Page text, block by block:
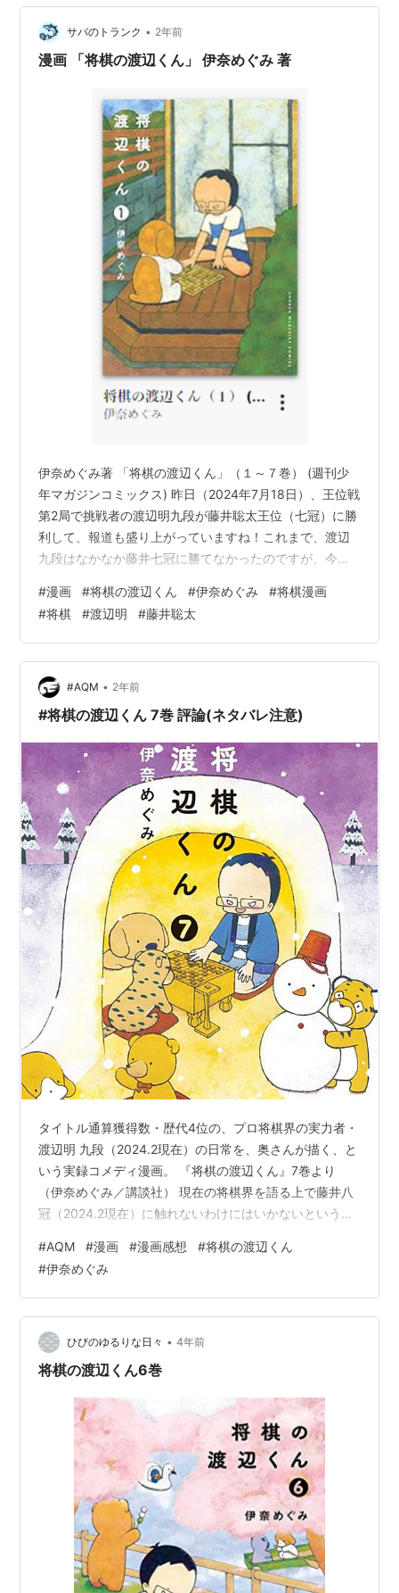
す。膝手術の前から、まともに動けていないので、妻(元)
にはかなり迷惑をかけています。世話だけでなく弱音を
言っては話し相手をしてもらって、励ま…
サバのトランク • 2年前
漫画 「将棋の渡辺くん」 伊奈めぐみ 著
伊奈めぐみ著 「将棋の渡辺くん」（１～７巻） (週刊少
年マガジンコミックス) 昨日（2024年7月18日）、王位戦
第2局で挑戦者の渡辺明九段が藤井聡太王位（七冠）に勝
利して、報道も盛り上がっていますね！これまで、渡辺
九段はなかなか藤井七冠に勝てなかったのですが、今回
くなど、かなり盛り返してきた感じがします。⬇️
times.abema.tv 渡辺明九段は藤井聡太七冠が台頭してく
るまでは、四冠を持っていた時期もあり当時は「現役最
強」とも言われていました。 そんな渡辺明九段の奥様で
ある伊奈めぐみ氏著作の漫画が、この「将棋の渡辺く
ん」です。伊奈氏は…
#漫画 #将棋の渡辺くん #伊奈めぐみ #将棋漫画
#将棋 #渡辺明 #藤井聡太
#AQM • 2年前
#将棋の渡辺くん 7巻 評論(ネタバレ注意)
タイトル通算獲得数・歴代4位の、プロ将棋界の実力者・
渡辺明 九段（2024.2現在）の日常を、奥さんが描く、と
いう実録コメディ漫画。 『将棋の渡辺くん』7巻より
（伊奈めぐみ／講談社） 現在の将棋界を語る上で藤井八
冠（2024.2現在）に触れないわけにはいかないという
ぶ多いです。 内容を藤井八冠に寄せていった、というよ
りは、なにしろ渡辺がトップ棋士で作中でも王将・名人
などのタイトルホルダーだったり朝日杯で決勝まで進ん
だり、同じトップ棋士同士の藤井との対戦がやたら多い
ですｗ 『将棋の渡辺くん』7巻より（伊奈めぐみ／講談
社） 前巻、作中でタイトル戦で…
#AQM #漫画 #漫画感想 #将棋の渡辺くん
#伊奈めぐみ
ひびのゆるりな日々 • 4年前
将棋の渡辺くん6巻